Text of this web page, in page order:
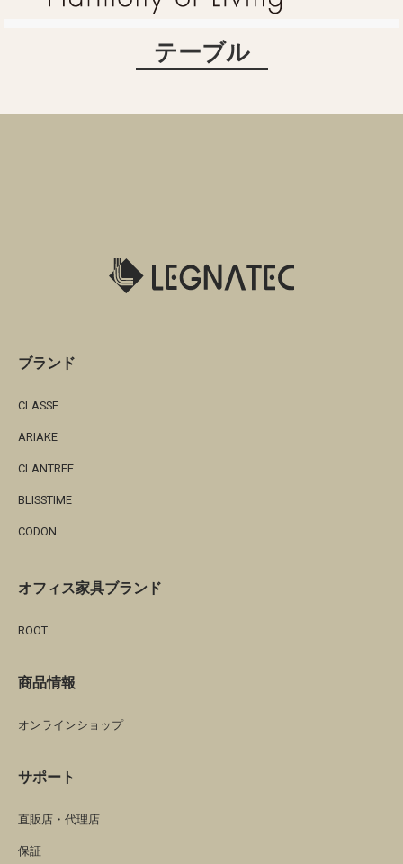
テーブル
ブランド
CLASSE
ARIAKE
CLANTREE
BLISSTIME
CODON
オフィス家具ブランド
ROOT
商品情報
オンラインショップ
サポート
直販店・代理店
保証